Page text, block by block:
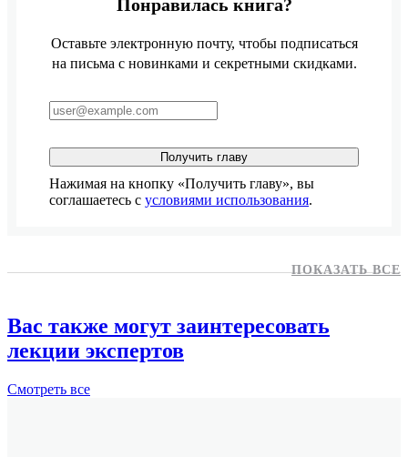
Понравилась книга?
Оставьте электронную почту, чтобы подписаться
на письма с новинками и секретными скидками.
Получить главу
Нажимая на кнопку «Получить главу», вы
соглашаетесь с условиями использования.
ПОКАЗАТЬ ВСЕ
Вас также могут заинтересовать
лекции экспертов
Смотреть все